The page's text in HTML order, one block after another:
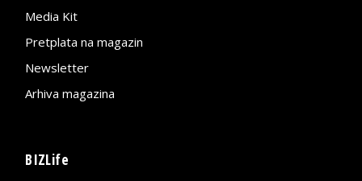
Media Kit
Pretplata na magazin
Newsletter
Arhiva magazina
BIZLife